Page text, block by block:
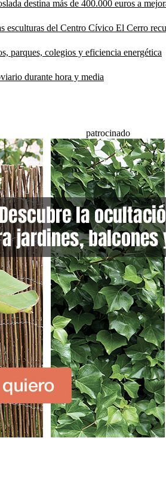
destina más de 400.000 euros a
esculturas del Centro Cívico El Cerro
parques, colegios y eficiencia energética
durante hora y media
patrocinado